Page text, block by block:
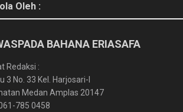
Oleh :
BAHANA ERIASAFA
Redaksi :
3 No. 33 Kel. Harjosari-I
Medan Amplas 20147
785 0458